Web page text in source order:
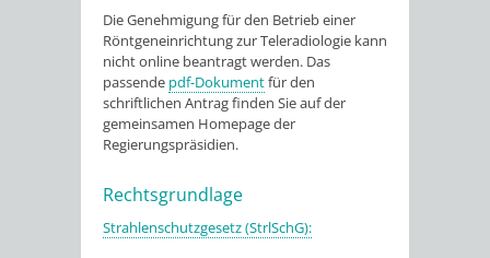
Die Genehmigung für den Betrieb einer
Röntgeneinrichtung zur Teleradiologie kann
nicht online beantragt werden. Das
passende pdf-Dokumentfür den
schriftlichen Antrag finden Sie auf der
gemeinsamen Homepage der
Regierungspräsidien.
Rechtsgrundlage
Strahlenschutzgesetz (StrlSchG):